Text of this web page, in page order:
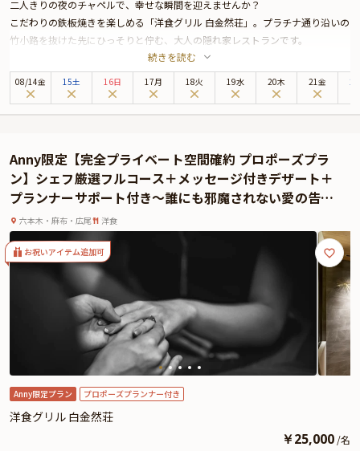
二人きりの夜のチャペルで、幸せな瞬間を迎えませんか？
こだわりの鉄板焼きを楽しめる「洋食グリル 白金然荘」。プラチナ通り沿いの
竹小路を抜けた先にひっそりと佇む、大人の隠れ家レストランです。
店内には、わずか9席のカウンター席。お二人のために腕をふるう熟練の職人
による臨場感あふれるパフォーマンスを、目の前でお楽しみいただけます。
ひとつの都道府県をテーマにしたシェフ自慢のフルコースをご堪能いただいた
せていただきます。
ぜひ、本プランで素敵なプロポーズの思い出をお作りください。
※お知らせ
１２月１６日～２５日に関しましては料金が異なりますのでご注意くださいま
せ。
続きを読む
08/14金 15土 16日 17月 18火 19水 20木 21金
Anny限定【完全プライベート空間確約 プロポーズプラ
ン】シェフ厳選フルコース＋メッセージ付きデザート＋
プランナーサポート付き～誰にも邪魔されない愛の告白
を～
六本木・麻布・広尾 洋食
お祝いアイテム追加可
Anny限定プラン プロポーズプランナー付き
洋食グリル 白金然荘
￥25,000 /名